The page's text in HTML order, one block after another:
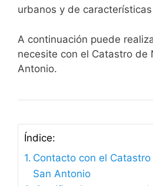
urbanos y de
A continuación puede
necesite con el Catastro de
Antonio.
Índice:
Contacto con el
San Antonio